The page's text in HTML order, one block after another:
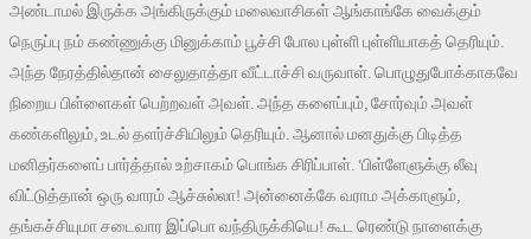
அண்டாமல் இருக்க அங்கிருக்கும் மலைவாசிகள் ஆங்காங்கே வைக்கும்
நெருப்பு நம் கண்ணுக்கு மினுக்காம் பூச்சி போல புள்ளி புள்ளியாகத் தெரியும்.
அந்த நேரத்தில்தான் சைலுதாத்தா வீட்டாச்சி வருவாள். பொழுதுபோக்காகவே
நிறைய பிள்ளைகள் பெற்றவள் அவள். அந்த களைப்பும், சோர்வும் அவள்
கண்களிலும், உடல் தளர்ச்சியிலும் தெரியும். ஆனால் மனதுக்கு பிடித்த
மனிதர்களைப் பார்த்தால் உற்சாகம் பொங்க சிரிப்பாள். ‘பிள்ளேளுக்கு லீவு
விட்டுத்தான் ஒரு வாரம் ஆச்சுல்லா! அன்னைக்கே வராம அக்காளும்,
தங்கச்சியுமா சடைவார இப்பொ வந்திருக்கியெ! கூட ரெண்டு நாளைக்கு